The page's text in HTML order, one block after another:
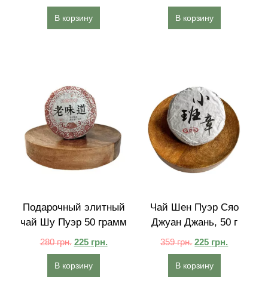
В корзину В корзину
Подарочный элитный
чай Шу Пуэр 50 грамм
280грн. 225 грн.
В корзину
Чай Шен Пуэр Сяо
Джуан Джань, 50 г
359грн. 225 грн.
В корзину